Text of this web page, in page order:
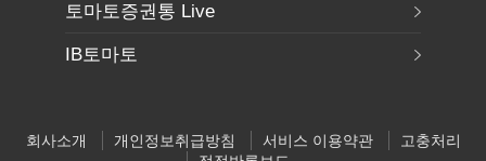
토마토증권통 Live
IB토마토
회사소개 개인정보취급방침 서비스 이용약관
고충처리